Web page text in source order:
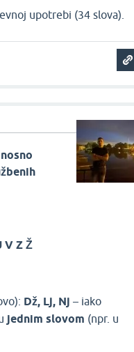
upotrebi (34 slova).
V Z Ž
Dž, Lj, Nj – iako
jednim slovom (npr. u